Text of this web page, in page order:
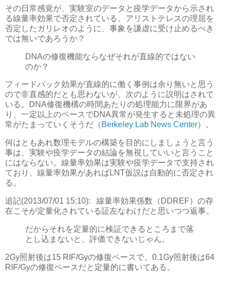
その日常感覚が、実験室のデータと疫学データから示され
る線量率効果で否定されている。アリストテレスの理屈を
否定したガリレオのように、事象を謙虚に受け止めるべき
では無いであろうか？
DNAの修復機能ならなぜそれが直線的ではない
のか？
フィードバック効果が直線的に働く事例は余り無いと思う
ので非直感的だとも思わないが、次のように説明はされて
いる。DNA修復機構の時間あたりの処理能力に限界があ
り、一定以上のペースでDNA異常が発生すると未処理の異
常がたまっていくそうだ（ Berkeley Lab News Center）。
何はともあれ数理モデルの構築を目的にしましょうと言う
事は、実験や疫学データの結論を無視していいと言うこと
にはならない。線量率効果は実験や疫学データで支持され
ており、線量率効果があればLNT仮説は自動的に否定され
る。
追記(2013/07/01 15:10):
線量率効果係数（DDREF）の存
在こそが定量化されている証左なわけだと思いつつ返事。
だからそれを定量的に検証できるところまで落
とし込まないと、評価できないじゃん。
2Gy照射後は15 RIF/Gyの修復ペースで、0.1Gy照射後は64
RIF/Gyの修復ペースだと定量的に書いてある。